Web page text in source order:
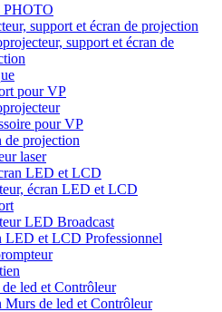
support et écran de projection
support et écran de
pour VP
pour VP
de projection
laser
LED et LCD
écran LED et LCD
LED Broadcast
LED et LCD Professionnel
led et Contrôleur
Murs de led et Contrôleur